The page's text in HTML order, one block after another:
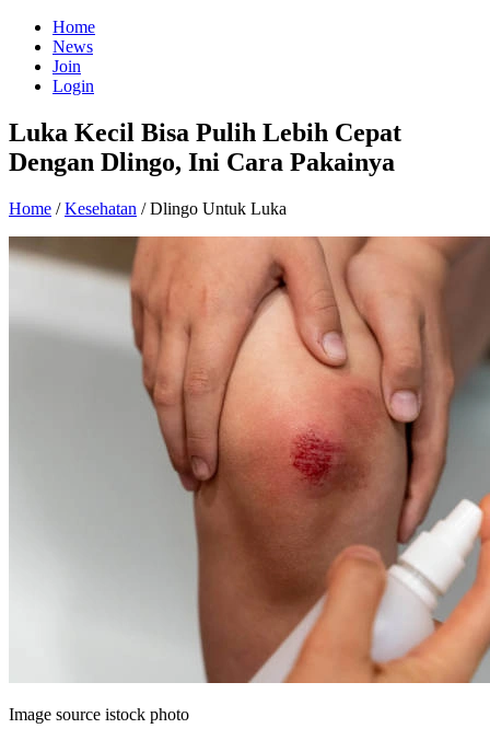
Home
News
Join
Login
Luka Kecil Bisa Pulih Lebih Cepat
Dengan Dlingo, Ini Cara Pakainya
Home /Kesehatan / Dlingo Untuk Luka
Image source istock photo